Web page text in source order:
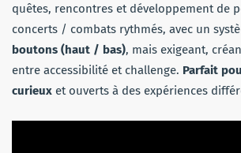
quêtes, rencontres et développement de
concerts / combats rythmés, avec un
boutons (haut / bas), mais exigeant,
entre accessibilité et challenge. Parfait
curieux et ouverts à des expériences